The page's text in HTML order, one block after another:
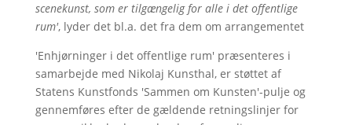
scenekunst, som er tilgængelig for alle i det offentlige
rum', lyder det bl.a. det fra dem om arrangementet
'Enhjørninger i det offentlige rum' præsenteres i
samarbejde med Nikolaj Kunsthal, er støttet af
Statens Kunstfonds 'Sammen om Kunsten'-pulje og
gennemføres efter de gældende retningslinjer for